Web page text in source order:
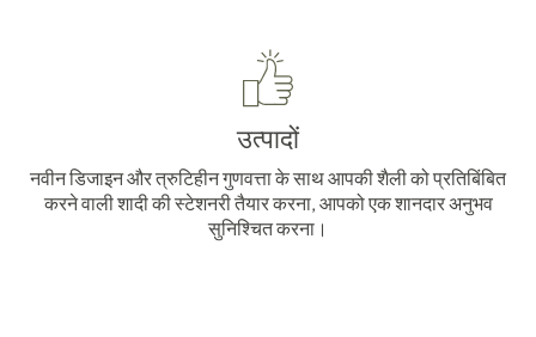
उत्पादों
नवीन डिजाइन और त्रुटिहीन गुणवत्ता के साथ आपकी शैली को प्रतिबिंबित
करने वाली शादी की स्टेशनरी तैयार करना, आपको एक शानदार अनुभव
सुनिश्चित करना।